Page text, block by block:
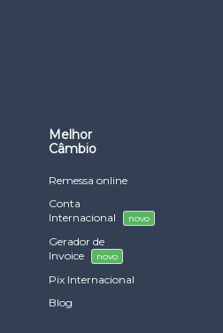
Melhor
Câmbio
Remessa online
Conta
Internacional
novo
Gerador de
Invoice
novo
Pix Internacional
Blog